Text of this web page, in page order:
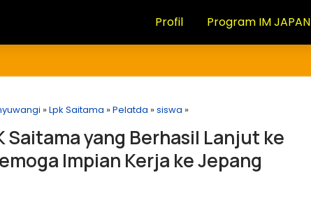
Profil Program IM JAPAN
»Lpk Saitama »Pelatda »siswa »
Saitama yang Berhasil Lanjut ke
Impian Kerja ke Jepang